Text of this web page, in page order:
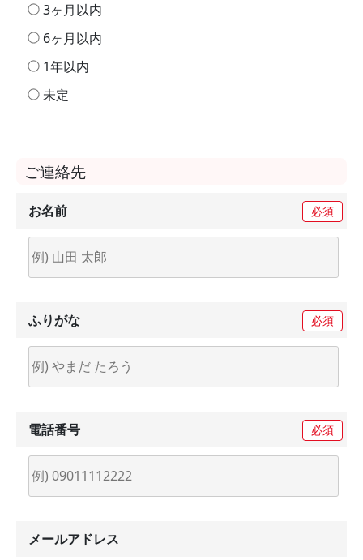
3ヶ月以内
6ヶ月以内
1年以内
未定
ご連絡先
お名前 必須
ふりがな 必須
電話番号 必須
メールアドレス